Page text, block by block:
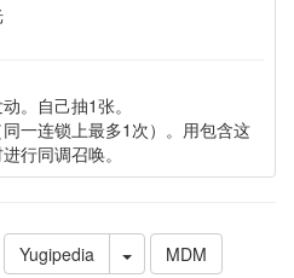
。自己抽1张。
一连锁上最多1次）。用包含这
行同调召唤。
Yugipedia
MDM